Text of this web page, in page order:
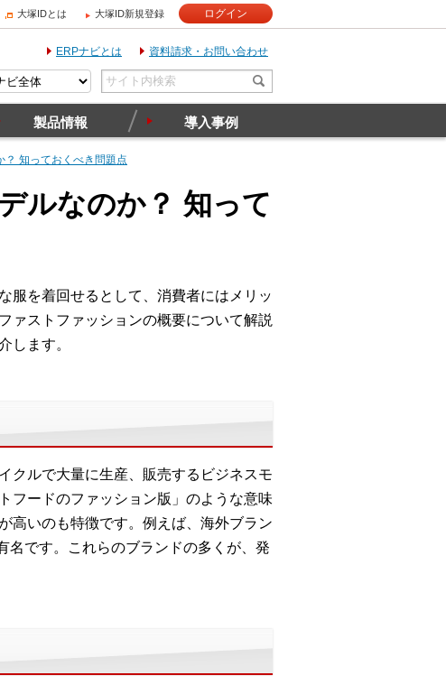
大塚IDとは 大塚ID新規登録 ログイン
ERPナビとは 資料請求・お問い合わせ
製品情報 導入事例
？ 知っておくべき問題点
ルなのか？ 知って
服を着回せるとして、消費者にはメリッ
ァストファッションの概要について解説
します。
クルで大量に生産、販売するビジネスモ
フードのファッション版」のような意味
高いのも特徴です。例えば、海外ブラン
名です。これらのブランドの多くが、発